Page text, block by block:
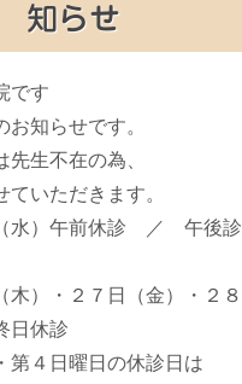
知らせ
です
お知らせです。
先生不在の為、
ていただきます。
水）午前休診 ／ 午後診
木）・２７日（金）・２８
日休診
第４日曜日の休診日は